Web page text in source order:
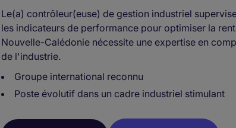
Le(a) contrôleur(euse) de gestion industriel
les indicateurs de performance pour optimiser la
Nouvelle-Calédonie nécessite une expertise en
de l'industrie.
Groupe international reconnu
Poste évolutif dans un cadre industriel stimulant